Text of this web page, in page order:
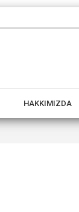
HAKKIMIZDA